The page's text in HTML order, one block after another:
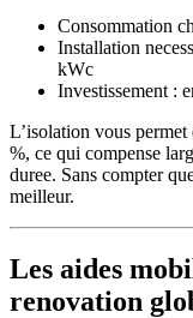
Consommation
Installation
kWc
Investissement :
L’isolation vous
%, ce qui compense
duree. Sans compter
meilleur.
Les aides
renovation